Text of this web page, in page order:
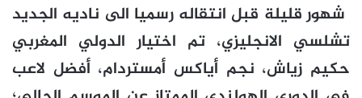
شهور قليلة قبل انتقاله رسميا الى ناديه الجديد
تشلسي الانجليزي، تم اختيار الدولي المغربي
حكيم زياش، نجم أياكس أمستردام، أفضل لاعب